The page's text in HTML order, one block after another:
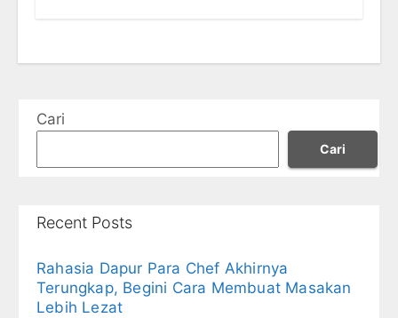
Cari
Cari
Recent Posts
Rahasia Dapur Para Chef Akhirnya
Terungkap, Begini Cara Membuat Masakan
Lebih Lezat